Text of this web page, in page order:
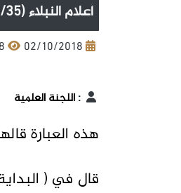
أعلام النبلاء (4/35) أن عمراً لما سمع بموت الأشتر، سر لذلك، وقال: «إن لله جنوداً من عسل».
02/10/2018
:اللجنة العلمية
هذه العبارة